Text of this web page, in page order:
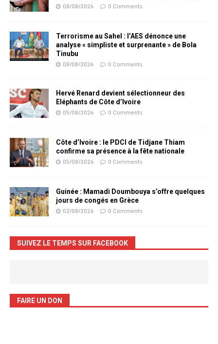
08/08/2026 0 Comments
Terrorisme au Sahel : l’AES dénonce une
analyse « simpliste et surprenante » de Bola
Tinubu
08/08/2026 0 Comments
Hervé Renard devient sélectionneur des
Eléphants de Côte d’Ivoire
05/08/2026 0 Comments
Côte d’Ivoire : le PDCI de Tidjane Thiam
confirme sa présence à la fête nationale
05/08/2026 0 Comments
Guinée : Mamadi Doumbouya s’offre quelques
jours de congés en Grèce
02/08/2026 0 Comments
SUIVEZ LE TEMPS SUR FACEBOOK
FAIRE UN DON